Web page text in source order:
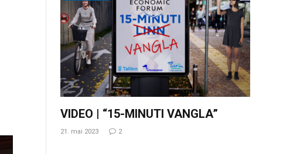
VIDEO | “15-MINUTI VANGLA”
21. mai 2023 2